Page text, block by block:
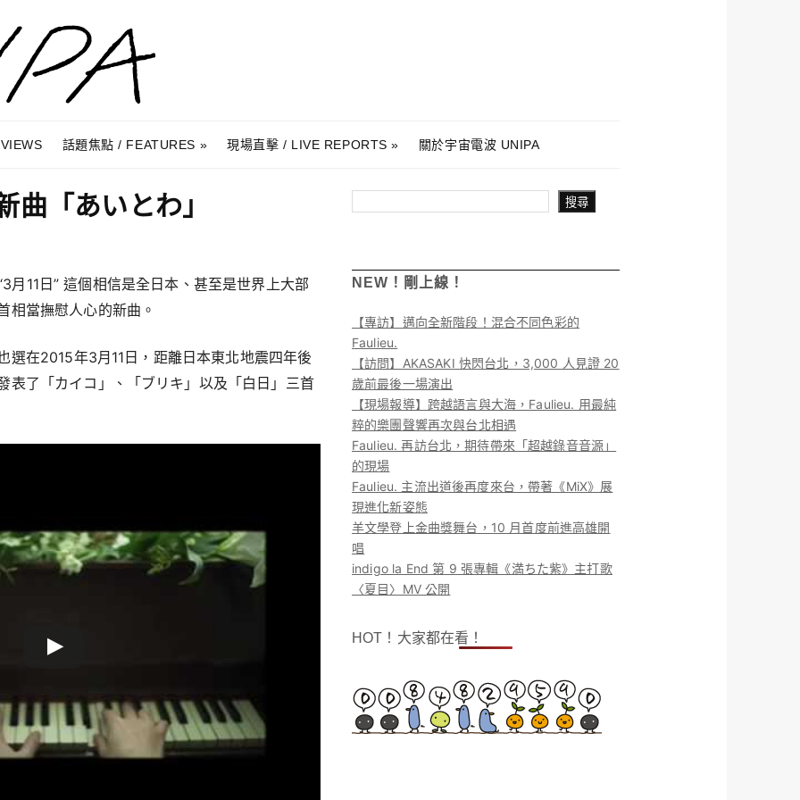
話題焦點 / FEATURES 現場直擊 / LIVE REPORTS 關於宇宙電波 UNIPA
曲「あいとわ」
月11日” 這個相信是全日本、甚至是世界上大部
相當撫慰人心的新曲。
選在2015年3月11日，距離日本東北地震四年後
表了「カイコ」、「ブリキ」以及「白日」三首
搜尋
NEW！剛上線！
【專訪】邁向全新階段！混合不同色彩的
Faulieu.
【訪問】AKASAKI 快閃台北，3,000 人見證 20
歲前最後一場演出
【現場報導】跨越語言與大海，Faulieu. 用最純
粹的樂團聲響再次與台北相遇
Faulieu. 再訪台北，期待帶來「超越錄音音源」
的現場
Faulieu. 主流出道後再度來台，帶著《MiX》展
現進化新姿態
羊文學登上金曲獎舞台，10 月首度前進高雄開
唱
indigo la End 第 9 張專輯《満ちた紫》主打歌
〈夏目〉MV 公開
HOT！大家都在看！